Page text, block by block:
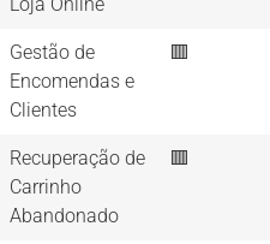
Gestão de
Encomendas e
Clientes
🟥
Recuperação de
Carrinho
Abandonado
🟥